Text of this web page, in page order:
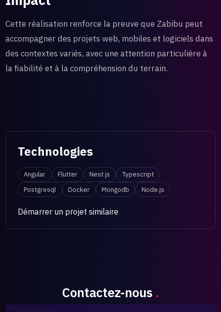
Cette réalisation renforce la preuve que Zabibu peut
accompagner des projets web, mobiles et logiciels dans
des contextes variés, avec une attention particulière à
la fiabilité et à la compréhension du terrain.
Technologies
Angular Flutter Nest js
Typescript
Postgresql
Docker Mongodb Node.js
Démarrer un projet similaire
Contactez-nous .